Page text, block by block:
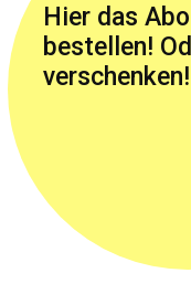
Hier das Abo
bestellen!
verschenken!